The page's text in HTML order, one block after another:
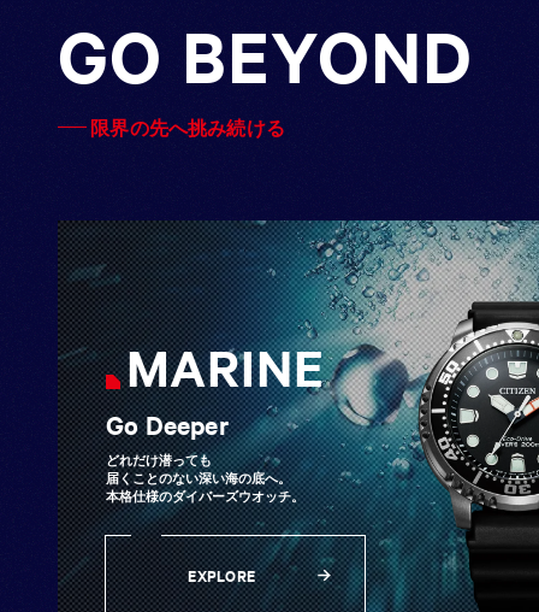
GO BEYOND
限界の先へ挑み続ける
MARINE
Go Deeper
どれだけ潜っても
届くことのない深い海の底へ。
本格仕様のダイバーズウオッチ。
EXPLORE
EXPLORE